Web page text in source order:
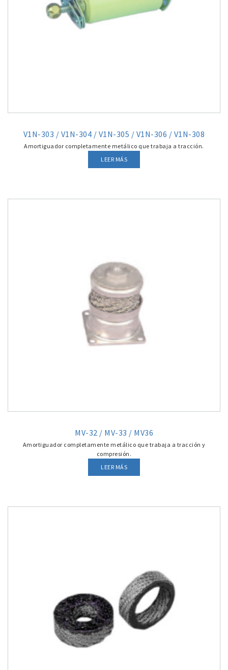
V1N-303 / V1N-304 / V1N-305 / V1N-306 / V1N-308
Amortiguador completamente metálico que trabaja a tracción.
LEER MÁS
MV-32 / MV-33 / MV36
Amortiguador completamente metálico que trabaja a tracción y
compresión.
LEER MÁS